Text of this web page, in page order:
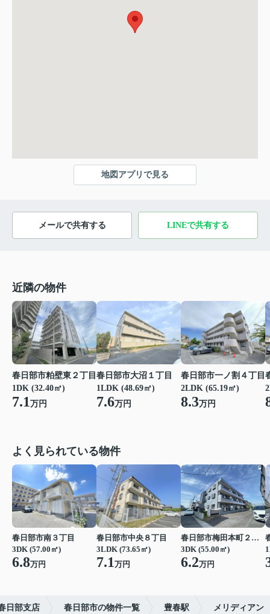
地図アプリで見る
メールで共有する LINEで共有する
近隣の物件
春日部市粕壁東２丁目
1DK (32.40㎡)
7.1万円
春日部市大沼１丁目
1LDK (48.69㎡)
7.6万円
春日部市一ノ割４丁目
2LDK (65.19㎡)
8.3万円
よく見られている物件
春日部市南３丁目
3DK (57.00㎡)
6.8万円
春日部市中央８丁目
3LDK (73.65㎡)
7.1万円
春日部市梅田本町２丁目
3DK (55.00㎡)
6.2万円
日部支店 春日部市の物件一覧 豊春駅 メリディアン